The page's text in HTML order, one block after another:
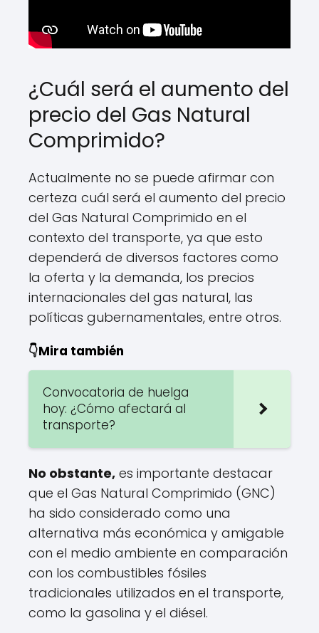
¿Cuál será el aumento del
precio del Gas Natural
Comprimido?
Actualmente no se puede afirmar con
certeza cuál será el aumento del precio
del Gas Natural Comprimido en el
contexto del transporte, ya que esto
dependerá de diversos factores como
la oferta y la demanda, los precios
internacionales del gas natural, las
políticas gubernamentales, entre otros.
👇Mira también
Convocatoria de huelga
hoy: ¿Cómo afectará al
transporte?
No obstante, es importante destacar
que el Gas Natural Comprimido (GNC)
ha sido considerado como una
alternativa más económica y amigable
con el medio ambiente en comparación
con los combustibles fósiles
tradicionales utilizados en el transporte,
como la gasolina y el diésel.